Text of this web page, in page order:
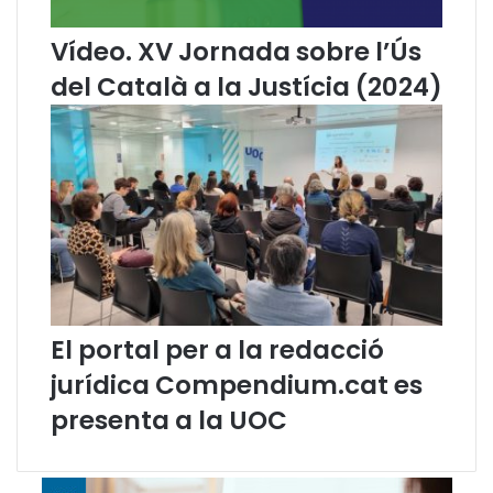
o
m
m
o
n
V
o
i
c
e
i
n
a
c
a
t
a
l
n
l
s
p
Vídeo. XV Jornada sobre l’Ús
del Català a la Justícia (2024)
El portal per a la redacció
jurídica Compendium.cat es
presenta a la UOC